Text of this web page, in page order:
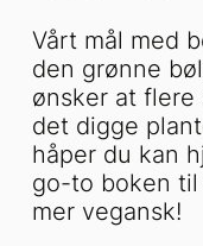
Vårt mål med
den grønne
ønsker at
det digge
håper du kan
go-to boken til
mer vegansk!